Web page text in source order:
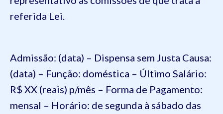
referida Lei.
Admissão: (data) – Dispensa sem Justa Causa:
(data) – Função: doméstica – Último Salário:
R$ XX (reais) p/mês – Forma de Pagamento:
mensal – Horário: de segunda à sábado das